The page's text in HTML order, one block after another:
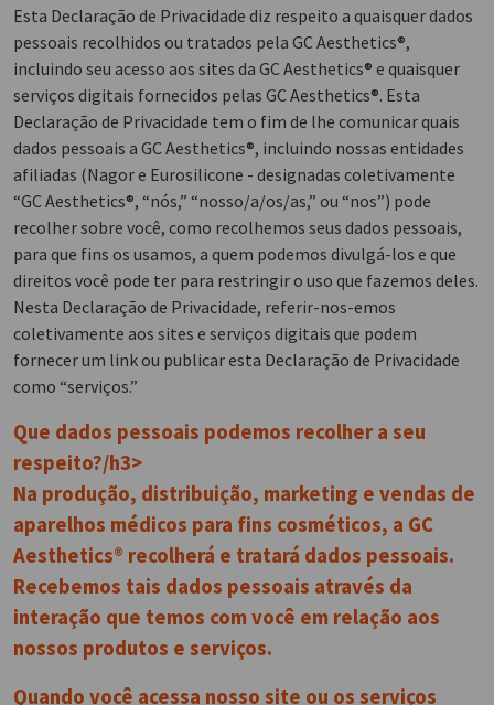
Esta Declaração de Privacidade diz respeito a quaisquer dados
pessoais recolhidos ou tratados pela GC Aesthetics®,
incluindo seu acesso aos sites da GC Aesthetics® e quaisquer
serviços digitais fornecidos pelas GC Aesthetics®. Esta
Declaração de Privacidade tem o fim de lhe comunicar quais
dados pessoais a GC Aesthetics®, incluindo nossas entidades
afiliadas (Nagor e Eurosilicone - designadas coletivamente
“GC Aesthetics®, “nós,” “nosso/a/os/as,” ou “nos”) pode
recolher sobre você, como recolhemos seus dados pessoais,
para que fins os usamos, a quem podemos divulgá-los e que
direitos você pode ter para restringir o uso que fazemos deles.
Nesta Declaração de Privacidade, referir-nos-emos
coletivamente aos sites e serviços digitais que podem
fornecer um link ou publicar esta Declaração de Privacidade
como “serviços.”
Que dados pessoais podemos recolher a seu
respeito?/h3>
Na produção, distribuição, marketing e vendas de
aparelhos médicos para fins cosméticos, a GC
Aesthetics® recolherá e tratará dados pessoais.
Recebemos tais dados pessoais através da
interação que temos com você em relação aos
nossos produtos e serviços.
Quando você acessa nosso site ou os serviços